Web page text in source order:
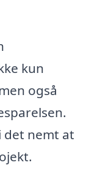
kun
også
det nemt at